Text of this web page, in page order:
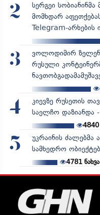
2
სერგეი
მომხდარ
Telegram-არხების
3
ვოლოდიმირ
რუსული
4
კიევზე რუსეთის
საელჩო დაზიანდა -
4840
5
უკრაინის ძალებმა
სამხედრო
4781ნახვა